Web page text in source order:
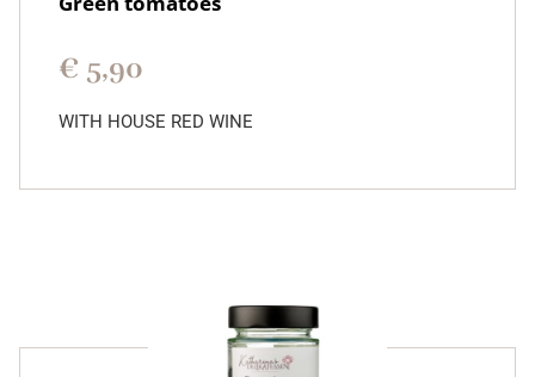
€ 5,90
WITH HOUSE RED WINE